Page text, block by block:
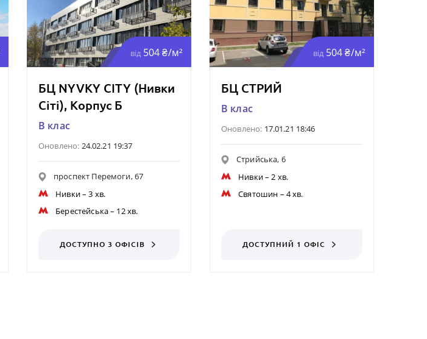
від 504 ₴/м²
БЦ NYVKY CITY (Нивки
Сіті), Корпус Б
B клас
Оновлено: 24.02.21 19:37
проспект Перемоги, 67
Нивки– 3 хв.
Берестейська– 12 хв.
ДОСТУПНО 3 ОФІСІВ
від 504 ₴/м²
БЦ СТРИЙ
B клас
Оновлено: 17.01.21 18:46
Стрийська, 6
Нивки– 2 хв.
Святошин – 4 хв.
ДОСТУПНИЙ 1 ОФІС